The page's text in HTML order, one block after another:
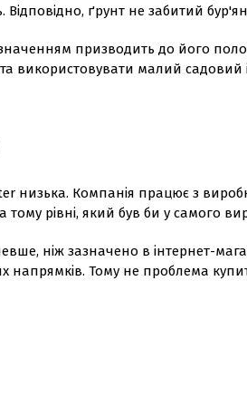
Відповідно, ґрунт не забитий
призводить до його
використовувати малий
низька. Компанія працює з
тому рівні, який був би у самого
ніж зазначено в інтернет-
напрямків. Тому не проблема